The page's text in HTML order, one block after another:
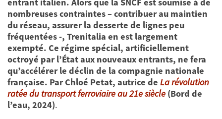
nombreuses contraintes – contribuer au maintien
du réseau, assurer la desserte de lignes peu
fréquentées -, Trenitalia en est largement
exempté. Ce régime spécial, artificiellement
octroyé par l’État aux nouveaux entrants, ne fera
qu’accélérer le déclin de la compagnie nationale
française. Par Chloé Petat, autrice de La révolution
ratée du transport ferroviaire au 21e siècle (Bord de
l’eau, 2024).